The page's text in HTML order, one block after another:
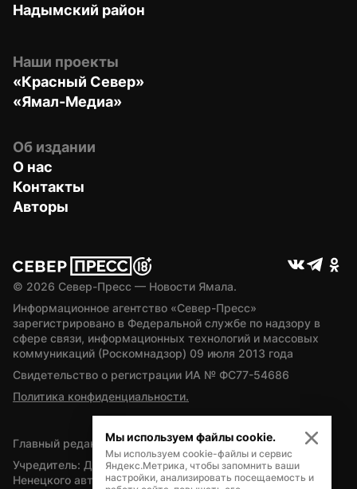
Надымский район
Наши проекты
«Красный Север»
«Ямал-Медиа»
Об издании
О нас
Контакты
Авторы
© 2026 Север-Пресс — Новости Ямала.
Информационное агентство «Север-Пресс»
зарегистрировано в Федеральной службе по надзору в
сфере связи, информационных технологий и массовых
коммуникаций (Роскомнадзор) 09 июля 2013 года
Свидетельство о регистрации ИА № ФС77-54686
Политика конфиденциальности.
Главный редактор — А.Л. Поздеев
Учредитель: Департамент внутренней политики Ямало-
Ненецкого автономного округа
Мы используем файлы cookie.
Мы используем cookie-файлы и сервис
Яндекс.Метрика, чтобы запомнить ваши
настройки, анализировать посещаемость и